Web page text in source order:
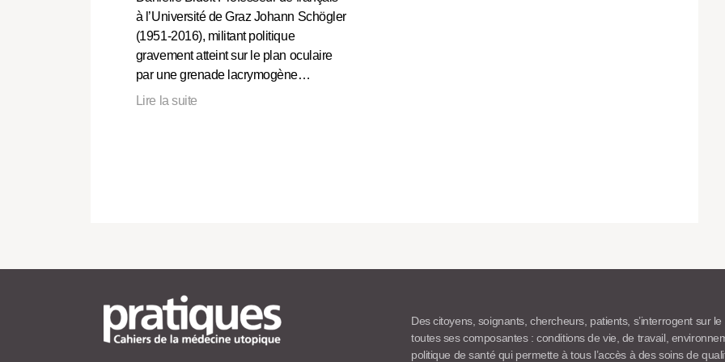
à l’Université de Graz Johann Schögler
(1951-2016), militant politique
gravement atteint sur le plan oculaire
par une grenade lacrymogène…
Lire la suite
Des citoyens, soignants, chercheurs, patients, s’interrogent sur
toutes ses composantes : conditions de vie, de travail,
politique de santé qui permette à tous l’accès à des soins de